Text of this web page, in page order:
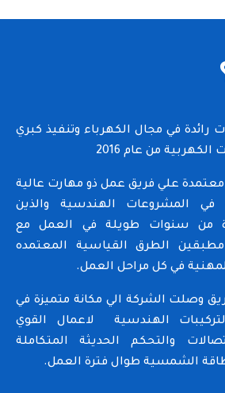
رائدة في مجال الكهرباء وتنفيذ كبري
من عام 2016
معتمدة علي فريق عمل ذو مهارت عالية
في المشروعات الهندسية والذين
من سنوات طويلة في العمل مع
الطرق القياسية المعتمده
في كل مراحل العمل.
وصلت الشركة الي مكانة متميزة في
الهندسية لاعمال القوي
والتحكم الحديثة المتكاملة
الشمسية طوال فترة العمل.